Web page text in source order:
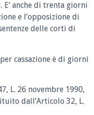
anche di trenta giorni
e l’opposizione di
delle corti di
cassazione è di giorni
L. 26 novembre 1990,
dall’Articolo 32, L.